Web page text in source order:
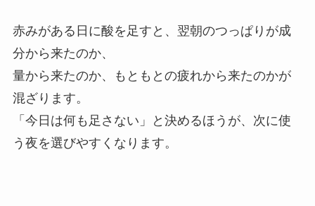
赤みがある日に酸を足すと、翌朝のつっぱりが成
分から来たのか、
量から来たのか、もともとの疲れから来たのかが
混ざります。
「今日は何も足さない」と決めるほうが、次に使
う夜を選びやすくなります。